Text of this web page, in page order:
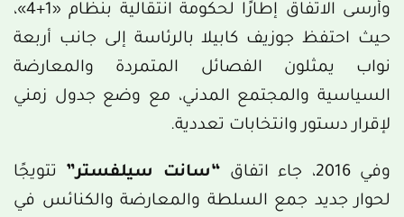
وأرسى الاتفاق إطارًا لحكومة انتقالية بنظام «1+4»،
حيث احتفظ جوزيف كابيلا بالرئاسة إلى جانب أربعة
نواب يمثلون الفصائل المتمردة والمعارضة
السياسية والمجتمع المدني، مع وضع جدول زمني
لإقرار دستور وانتخابات تعددية.
وفي 2016، جاء اتفاق “سانت سيلفستر” تتويجًا
لحوار جديد جمع السلطة والمعارضة والكنائس في